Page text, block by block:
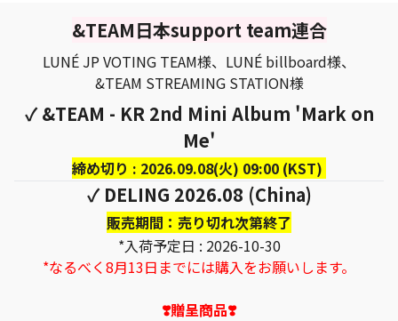
&TEAM日本support team連合
LUNÉ JP VOTING TEAM様、LUNÉ billboard様、
&TEAM STREAMING STATION様
✓ &TEAM - KR 2nd Mini Album 'Mark on
Me'
締め切り : 2026.09.08(火) 09:00 (KST)
✓ DELING 2026.08 (China)
販売期間：売り切れ次第終了
*入荷予定日 : 2026-10-30
*なるべく8月13日までには購入をお願いします。
❣️贈呈商品❣️